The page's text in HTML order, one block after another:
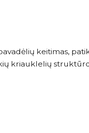
keitimas,
kriauklelių